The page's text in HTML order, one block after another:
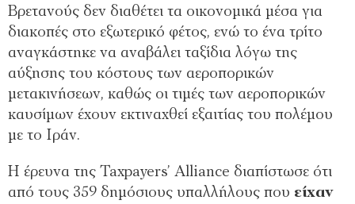
Βρετανούς δεν διαθέτει τα οικονομικά μέσα για
διακοπές στο εξωτερικό φέτος, ενώ το ένα τρίτο
αναγκάστηκε να αναβάλει ταξίδια λόγω της
αύξησης του κόστους των αεροπορικών
μετακινήσεων, καθώς οι τιμές των αεροπορικών
καυσίμων έχουν εκτιναχθεί εξαιτίας του πολέμου
με το Ιράν.
Η έρευνα της Taxpayers’ Alliance διαπίστωσε ότι
από τους 359 δημόσιους υπαλλήλους που είχαν